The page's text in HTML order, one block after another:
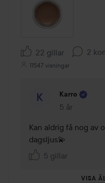
22 gillar 2
11547 visningar
Karro
5 år
Kan aldrig få nog av
dagsljus💫
5 gillar
VISA